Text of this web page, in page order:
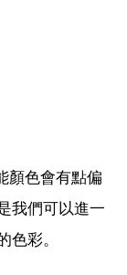
顏色會有點偏
我們可以進一
色彩。